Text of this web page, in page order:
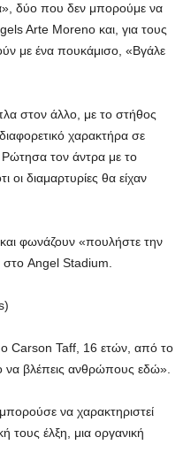
δύο που δεν μπορούμε να
Arte Moreno και, για τους
με ένα πουκάμισο, «Βγάλε
στον άλλο, με το στήθος
χαρακτήρα σε
Ρώτησα τον άντρα με το
οι διαμαρτυρίες θα είχαν
φωνάζουν «πουλήστε την
στο Angel Stadium.
ο Carson Taff, 16 ετών, από το
να βλέπεις ανθρώπους εδώ».
να χαρακτηριστεί
τους έλξη, μια οργανική